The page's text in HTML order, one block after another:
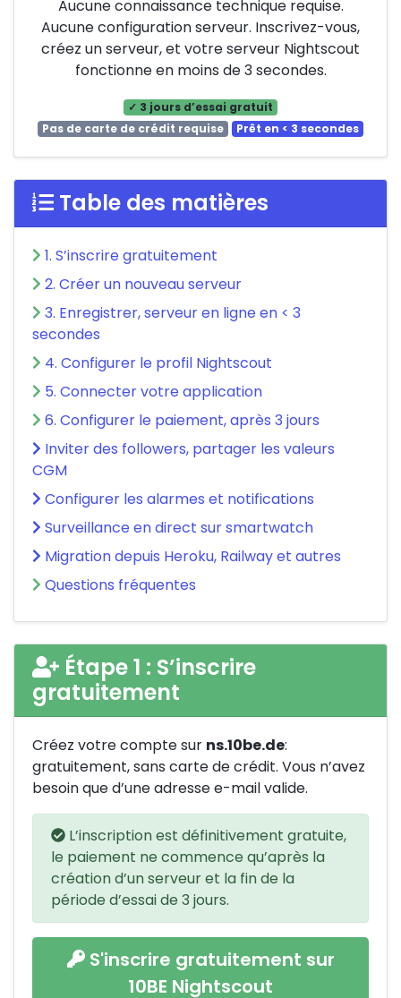
Aucune connaissance technique requise.
Aucune configuration serveur. Inscrivez-vous,
créez un serveur, et votre serveur Nightscout
fonctionne en moins de 3 secondes.
✓ 3 jours d’essai gratuit
Pas de carte de crédit requise
Prêt en < 3 secondes
Table des matières
1. S’inscrire gratuitement
2. Créer un nouveau serveur
3. Enregistrer, serveur en ligne en < 3
secondes
4. Configurer le profil Nightscout
5. Connecter votre application
6. Configurer le paiement, après 3 jours
Inviter des followers, partager les valeurs
CGM
Configurer les alarmes et notifications
Surveillance en direct sur smartwatch
Migration depuis Heroku, Railway et autres
Questions fréquentes
Étape 1 : S’inscrire
gratuitement
Créez votre compte sur ns.10be.de:
gratuitement, sans carte de crédit. Vous n’avez
besoin que d’une adresse e-mail valide.
L’inscription est définitivement gratuite,
le paiement ne commence qu’après la
création d’un serveur et la fin de la
période d’essai de 3 jours.
S'inscrire gratuitement sur
10BE Nightscout